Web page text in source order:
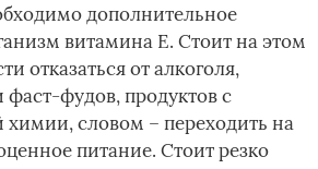
дополнительное
витамина Е. Стоит на этом
отказаться от алкоголя,
фаст-фудов, продуктов с
словом – переходить на
питание. Стоит резко